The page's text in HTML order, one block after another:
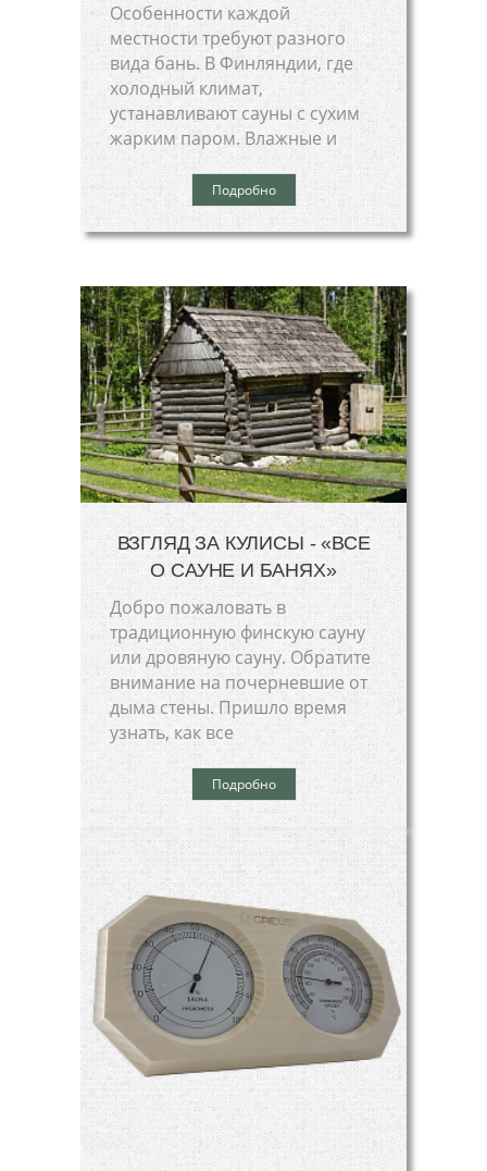
Особенности каждой
местности требуют разного
вида бань. В Финляндии, где
холодный климат,
устанавливают сауны с сухим
жарким паром. Влажные и
Подробно
ВЗГЛЯД ЗА КУЛИСЫ - «ВСЕ
О САУНЕ И БАНЯХ»
Добро пожаловать в
традиционную финскую сауну
или дровяную сауну. Обратите
внимание на почерневшие от
дыма стены. Пришло время
узнать, как все
Подробно